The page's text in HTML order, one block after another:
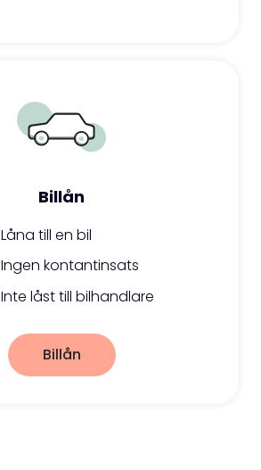
Billån
Låna till en bil
Ingen kontantinsats
Inte låst till bilhandlare
Billån